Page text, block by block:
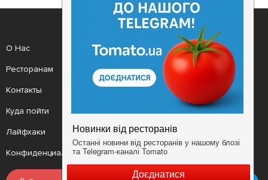
О Нас
Ресторанам
Контакты
Куда пойти
Лайфхаки
Конфиденциальность
Рецепт дня
Новости
Анонсы
Мобильное приложение
Условия